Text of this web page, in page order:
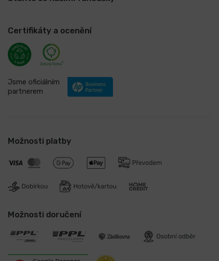
Certifikáty a ocenění
Jsme oficiálním
partnerem
Možnosti platby
Možnosti doručení